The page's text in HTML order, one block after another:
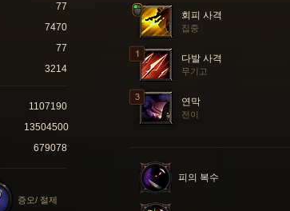
회피 사격
집중
다발 사격
무기고
연막
전이
피의 복수
77
7470
77
3214
1107190
13504500
679078
증오/ 절제